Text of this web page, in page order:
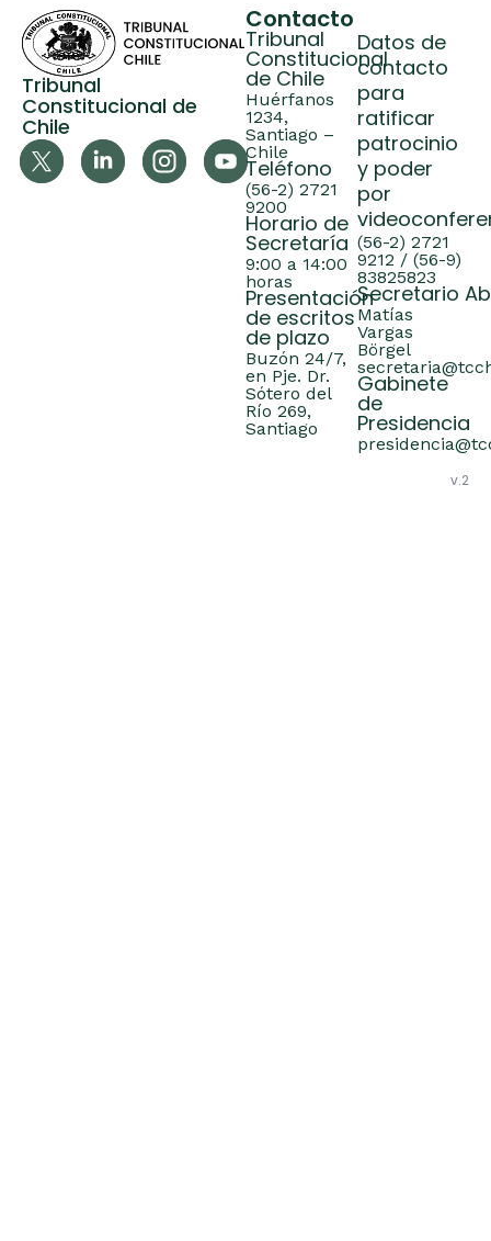
Tribunal
Constitucional de
Chile
Contacto
Tribunal
Constitucional
de Chile
Huérfanos
1234,
Santiago –
Chile
Teléfono
(56-2) 2721
9200
Horario de
Secretaría
9:00 a 14:00
horas
Presentación
de escritos
de plazo
Buzón 24/7,
en Pje. Dr.
Sótero del
Río 269,
Santiago
Datos de
contacto
para
ratificar
patrocinio
y poder
por
(56-2) 2721
9212 / (56-9)
83825823
Secretario
Matías
Vargas
Börgel
Gabinete
de
Presidencia
v.2